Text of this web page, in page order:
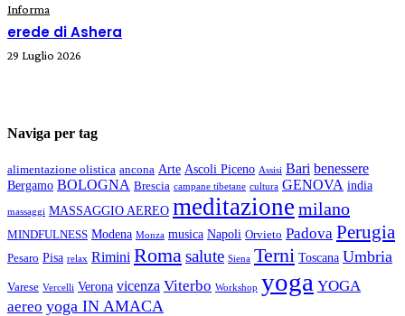
Informa
erede di Ashera
29 Luglio 2026
Naviga per tag
alimentazione olistica ancona Arte Ascoli Piceno Assisi Bari benessere
Bergamo BOLOGNA Brescia campane tibetane cultura GENOVA india
massaggi MASSAGGIO AEREO meditazione milano
MINDFULNESS Modena Monza musica Napoli Orvieto Padova Perugia
Pesaro Pisa relax Rimini Roma salute Siena Terni Toscana Umbria
Varese Vercelli Verona vicenza Viterbo Workshop yoga YOGA
aereo yoga IN AMACA